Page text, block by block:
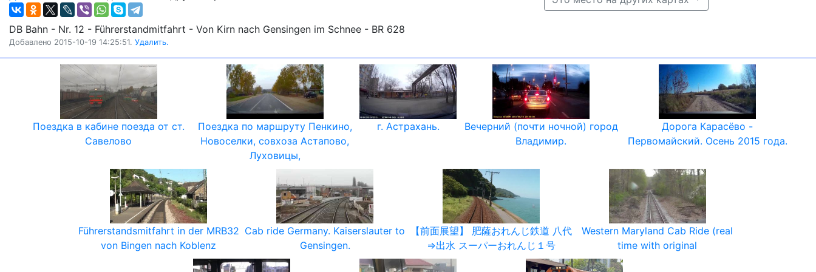
DB Bahn - Nr. 12 - Führerstandmitfahrt - Von Kirn nach Gensingen im Schnee - BR 628
Добавлено 2015-10-19 14:25:51. Удалить.
Поездка в кабине поезда от ст.
Савелово
Поездка по маршруту Пенкино,
Новоселки, совхоза Астапово,
Луховицы,
г. Астрахань.
Вечерний (почти ночной) город
Владимир.
Дорога Карасёво -
Первомайский. Осень 2015 года.
Führerstandsmitfahrt in der MRB32
von Bingen nach Koblenz
Cab ride Germany. Kaiserslauter to
Gensingen.
【前面展望】 肥薩おれんじ鉄道 八代
⇒出水 スーパーおれんじ１号
Western Maryland Cab Ride (real
time with original